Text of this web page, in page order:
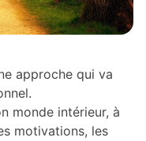
approche qui va
monde intérieur, à
motivations, les